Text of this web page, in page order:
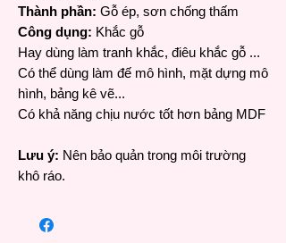
Thành phần: Gỗ ép, sơn chống thấm
Công dụng: Khắc gỗ
Hay dùng làm tranh khắc, điêu khắc gỗ ...
Có thể dùng làm đế mô hình, mặt dựng mô
hình, bảng kê vẽ...
Có khả năng chịu nước tốt hơn bảng MDF
Lưu ý: Nên bảo quản trong môi trường
khô ráo.